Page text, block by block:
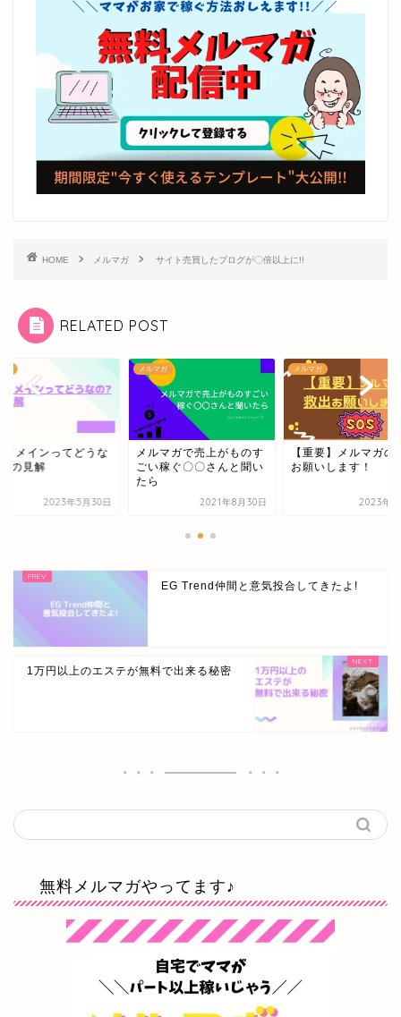
HOME メルマガ サイト売買したブログが〇倍以上に!!
RELATED POST
ドメインってどうな
の見解
2023年5月30日
メルマガ
メルマガで売上がものす
ごい稼ぐ〇〇さんと聞い
たら
2021年8月30日
メルマガ
【重要】メルマガの
お願いします！
2023年6
EG Trend仲間と意気投合してきたよ!
1万円以上のエステが無料で出来る秘密
無料メルマガやってます♪